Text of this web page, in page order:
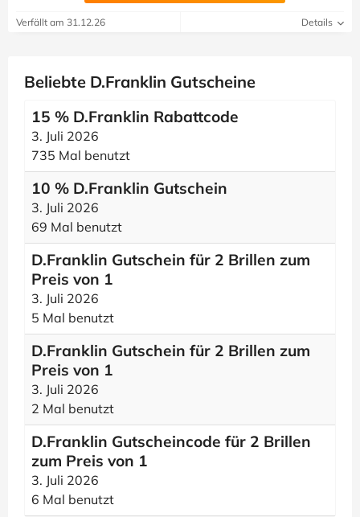
Verfällt am 31.12.26 Details
Beliebte D.Franklin Gutscheine
15 % D.Franklin Rabattcode
3. Juli 2026
735 Mal benutzt
10 % D.Franklin Gutschein
3. Juli 2026
69 Mal benutzt
D.Franklin Gutschein für 2 Brillen zum
Preis von 1
3. Juli 2026
5 Mal benutzt
D.Franklin Gutschein für 2 Brillen zum
Preis von 1
3. Juli 2026
2 Mal benutzt
D.Franklin Gutscheincode für 2 Brillen
zum Preis von 1
3. Juli 2026
6 Mal benutzt